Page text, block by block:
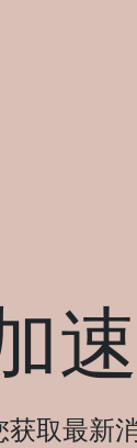
取最新